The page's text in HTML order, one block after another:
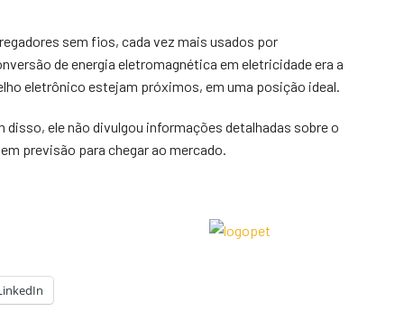
sem fios, cada vez mais usados por
de energia eletromagnética em eletricidade era a
eletrônico estejam próximos, em uma posição ideal.
ele não divulgou informações detalhadas sobre o
previsão para chegar ao mercado.